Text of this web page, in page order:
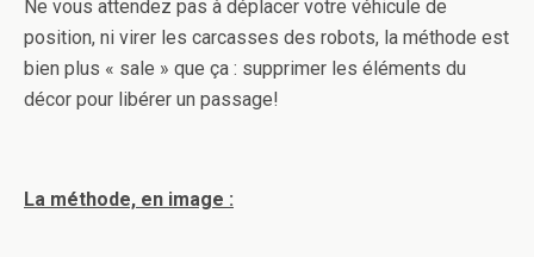
Ne vous attendez pas à déplacer votre véhicule de
position, ni virer les carcasses des robots, la méthode est
bien plus « sale » que ça : supprimer les éléments du
décor pour libérer un passage!
La méthode, en image :